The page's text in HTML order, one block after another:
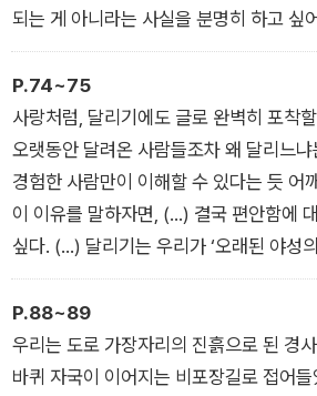
되는 게 아니라는 사실을 분명히 하고 싶
가족의 지원이 어느 정도 필요해요. 훈련
지도 있어야 하고요.”
P.74~75
사랑처럼, 달리기에도 글로 완벽히 포착
오랫동안 달려온 사람들조차 왜 달리느냐
경험한 사람만이 이해할 수 있다는 듯 어
이 이유를 말하자면, (…) 결국 편안함에
싶다. (…) 달리기는 우리가 ‘오래된 야성
한 길을 벗어나 ‘세상의 정형화된 틀로부
해준다.
P.88~89
우리는 도로 가장자리의 진흙으로 된 경
바퀴 자국이 이어지는 비포장길로 접어